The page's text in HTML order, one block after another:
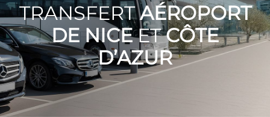
TRANSFERTAÉROPORT
DE NICEETCÔTE
D’AZUR